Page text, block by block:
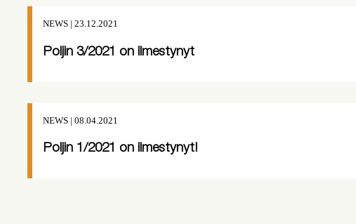
NEWS | 23.12.2021
Poljin 3/2021 on ilmestynyt
NEWS | 08.04.2021
Poljin 1/2021 on ilmestynyt!